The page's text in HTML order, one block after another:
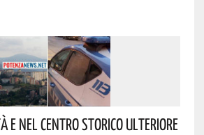
E Nel Centro Storico Ulteriore